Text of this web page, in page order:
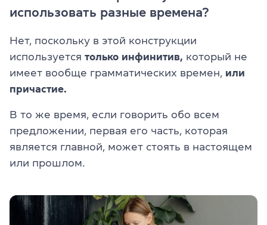
использовать разные времена?
Нет, поскольку в этой конструкции
используется только инфинитив, который не
имеет вообще грамматических времен, или
причастие.
В то же время, если говорить обо всем
предложении, первая его часть, которая
является главной, может стоять в настоящем
или прошлом.